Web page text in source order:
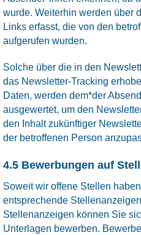
wurde. Weiterhin werden über
Links erfasst, die von den
aufgerufen wurden.
Solche über die in den
das Newsletter-Tracking
Daten, werden dem*der
ausgewertet, um den
den Inhalt zukünftiger
der betroffenen Person
4.5 Bewerbungen auf
Soweit wir offene Stellen
entsprechende
Stellenanzeigen können Sie
Unterlagen bewerben.